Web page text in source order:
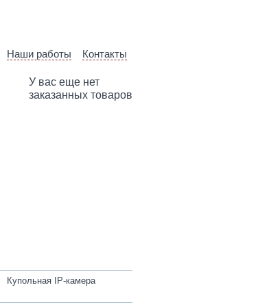
Наши работы Контакты
У вас еще нет
заказанных товаров
Купольная IP‑камера